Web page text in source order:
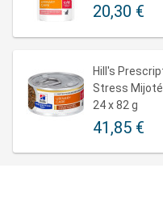
20,30 €
Hill's
Stress
24 x 82 g
41,85 €